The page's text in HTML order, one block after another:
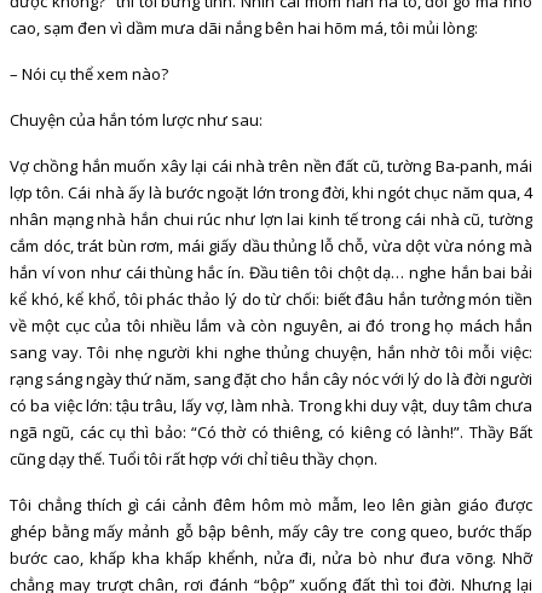
cao, sạm đen vì dầm mưa dãi nắng bên hai hõm má, tôi mủi lòng:
– Nói cụ thể xem nào?
Chuyện của hắn tóm lược như sau:
Vợ chồng hắn muốn xây lại cái nhà trên nền đất cũ, tường Ba-panh, mái
lợp tôn. Cái nhà ấy là bước ngoặt lớn trong đời, khi ngót chục năm qua, 4
nhân mạng nhà hắn chui rúc như lợn lai kinh tế trong cái nhà cũ, tường
cắm dóc, trát bùn rơm, mái giấy dầu thủng lỗ chỗ, vừa dột vừa nóng mà
hắn ví von như cái thùng hắc ín. Đầu tiên tôi chột dạ… nghe hắn bai bải
kể khó, kể khổ, tôi phác thảo lý do từ chối: biết đâu hắn tưởng món tiền
về một cục của tôi nhiều lắm và còn nguyên, ai đó trong họ mách hắn
sang vay. Tôi nhẹ người khi nghe thủng chuyện, hắn nhờ tôi mỗi việc:
rạng sáng ngày thứ năm, sang đặt cho hắn cây nóc với lý do là đời người
có ba việc lớn: tậu trâu, lấy vợ, làm nhà. Trong khi duy vật, duy tâm chưa
ngã ngũ, các cụ thì bảo: “Có thờ có thiêng, có kiêng có lành!”. Thầy Bất
cũng dạy thế. Tuổi tôi rất hợp với chỉ tiêu thầy chọn.
Tôi chẳng thích gì cái cảnh đêm hôm mò mẫm, leo lên giàn giáo được
ghép bằng mấy mảnh gỗ bập bênh, mấy cây tre cong queo, bước thấp
bước cao, khấp kha khấp khểnh, nửa đi, nửa bò như đưa võng. Nhỡ
chẳng may trượt chân, rơi đánh “bộp” xuống đất thì toi đời. Nhưng lại